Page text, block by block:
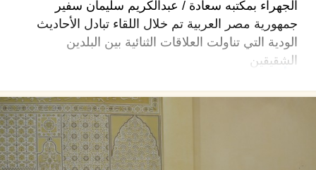
الجهراء بمكتبه سعادة / عبدالكريم سليمان سفير
جمهورية مصر العربية تم خلال اللقاء تبادل الأحاديث
الودية التي تناولت العلاقات الثنائية بين البلدين
الشقيقين